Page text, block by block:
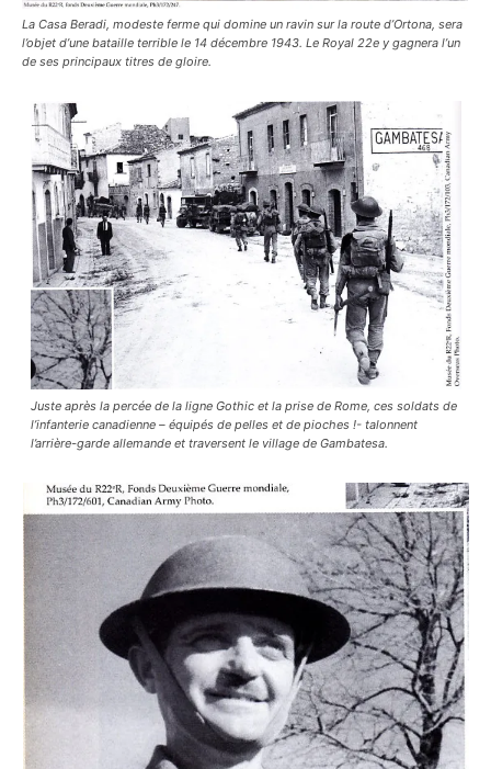
La Casa Beradi, modeste ferme qui domine un ravin sur la route d’Ortona, sera
l’objet d’une bataille terrible le 14 décembre 1943. Le Royal 22e y gagnera l’un
de ses principaux titres de gloire.
Juste après la percée de la ligne Gothic et la prise de Rome, ces soldats de
l’infanterie canadienne – équipés de pelles et de pioches !- talonnent
l’arrière-garde allemande et traversent le village de Gambatesa.